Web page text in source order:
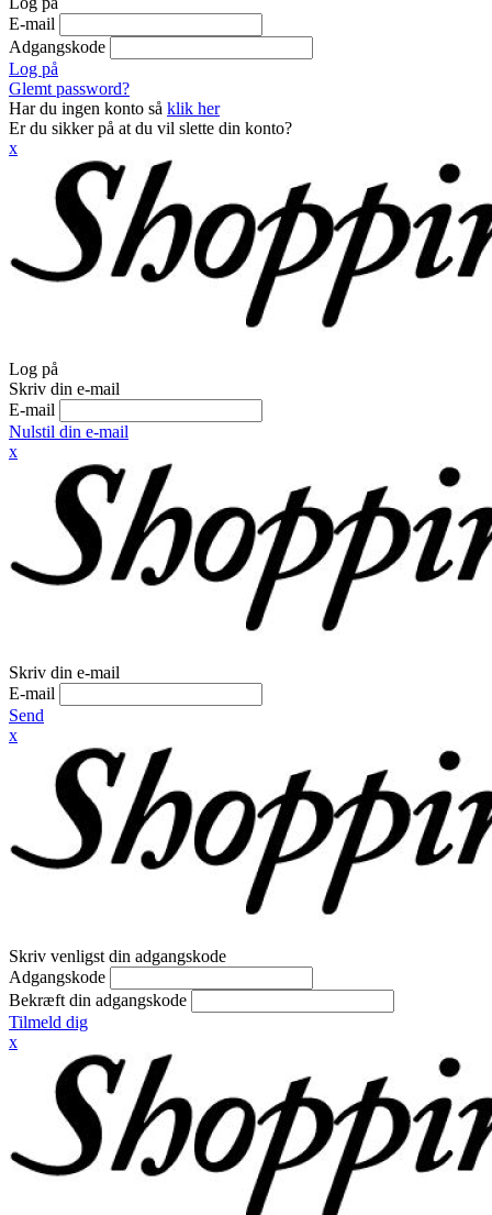
E-mail
Adgangskode
Log på
Glemt password?
Har du ingen konto så klik her
Er du sikker på at du vil slette din konto?
x
Log på
Skriv din e-mail
E-mail
Nulstil din e-mail
x
Skriv din e-mail
E-mail
Send
x
Skriv venligst din adgangskode
Adgangskode
Bekræft din adgangskode
Tilmeld dig
x